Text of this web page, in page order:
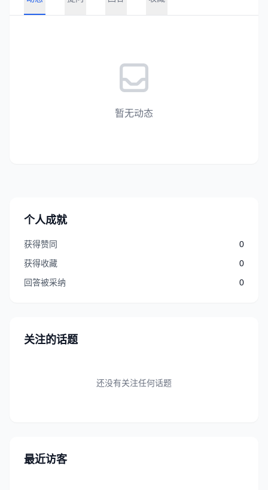
暂无动态
个人成就
获得赞同
0
获得收藏
0
回答被采纳
0
关注的话题
还没有关注任何话题
最近访客